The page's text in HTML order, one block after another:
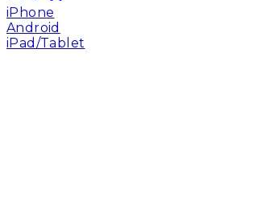
iPhone
Android
iPad/Tablet